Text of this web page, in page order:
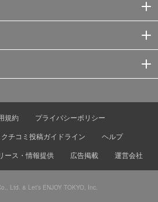
規約
プライバシーポリシー
クチコミ投稿ガイドライン
ヘルプ
ース・情報提供 広告掲載 運営会社
Ltd. & Let’s ENJOY TOKYO, Inc.